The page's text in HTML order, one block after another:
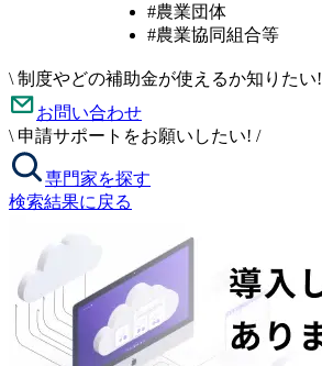
#農業団体
#農業協同組合等
\ 制度やどの補助金が使えるか知りたい!
お問い合わせ
\ 申請サポートをお願いしたい! /
専門家を探す
検索結果に戻る